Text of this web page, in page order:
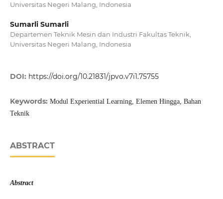
Universitas Negeri Malang, Indonesia
Sumarli Sumarli
Departemen Teknik Mesin dan Industri Fakultas Teknik,
Universitas Negeri Malang, Indonesia
DOI: https://doi.org/10.21831/jpvo.v7i1.75755
Keywords: Modul Experiential Learning, Elemen Hingga, Bahan
Teknik
ABSTRACT
Abstract